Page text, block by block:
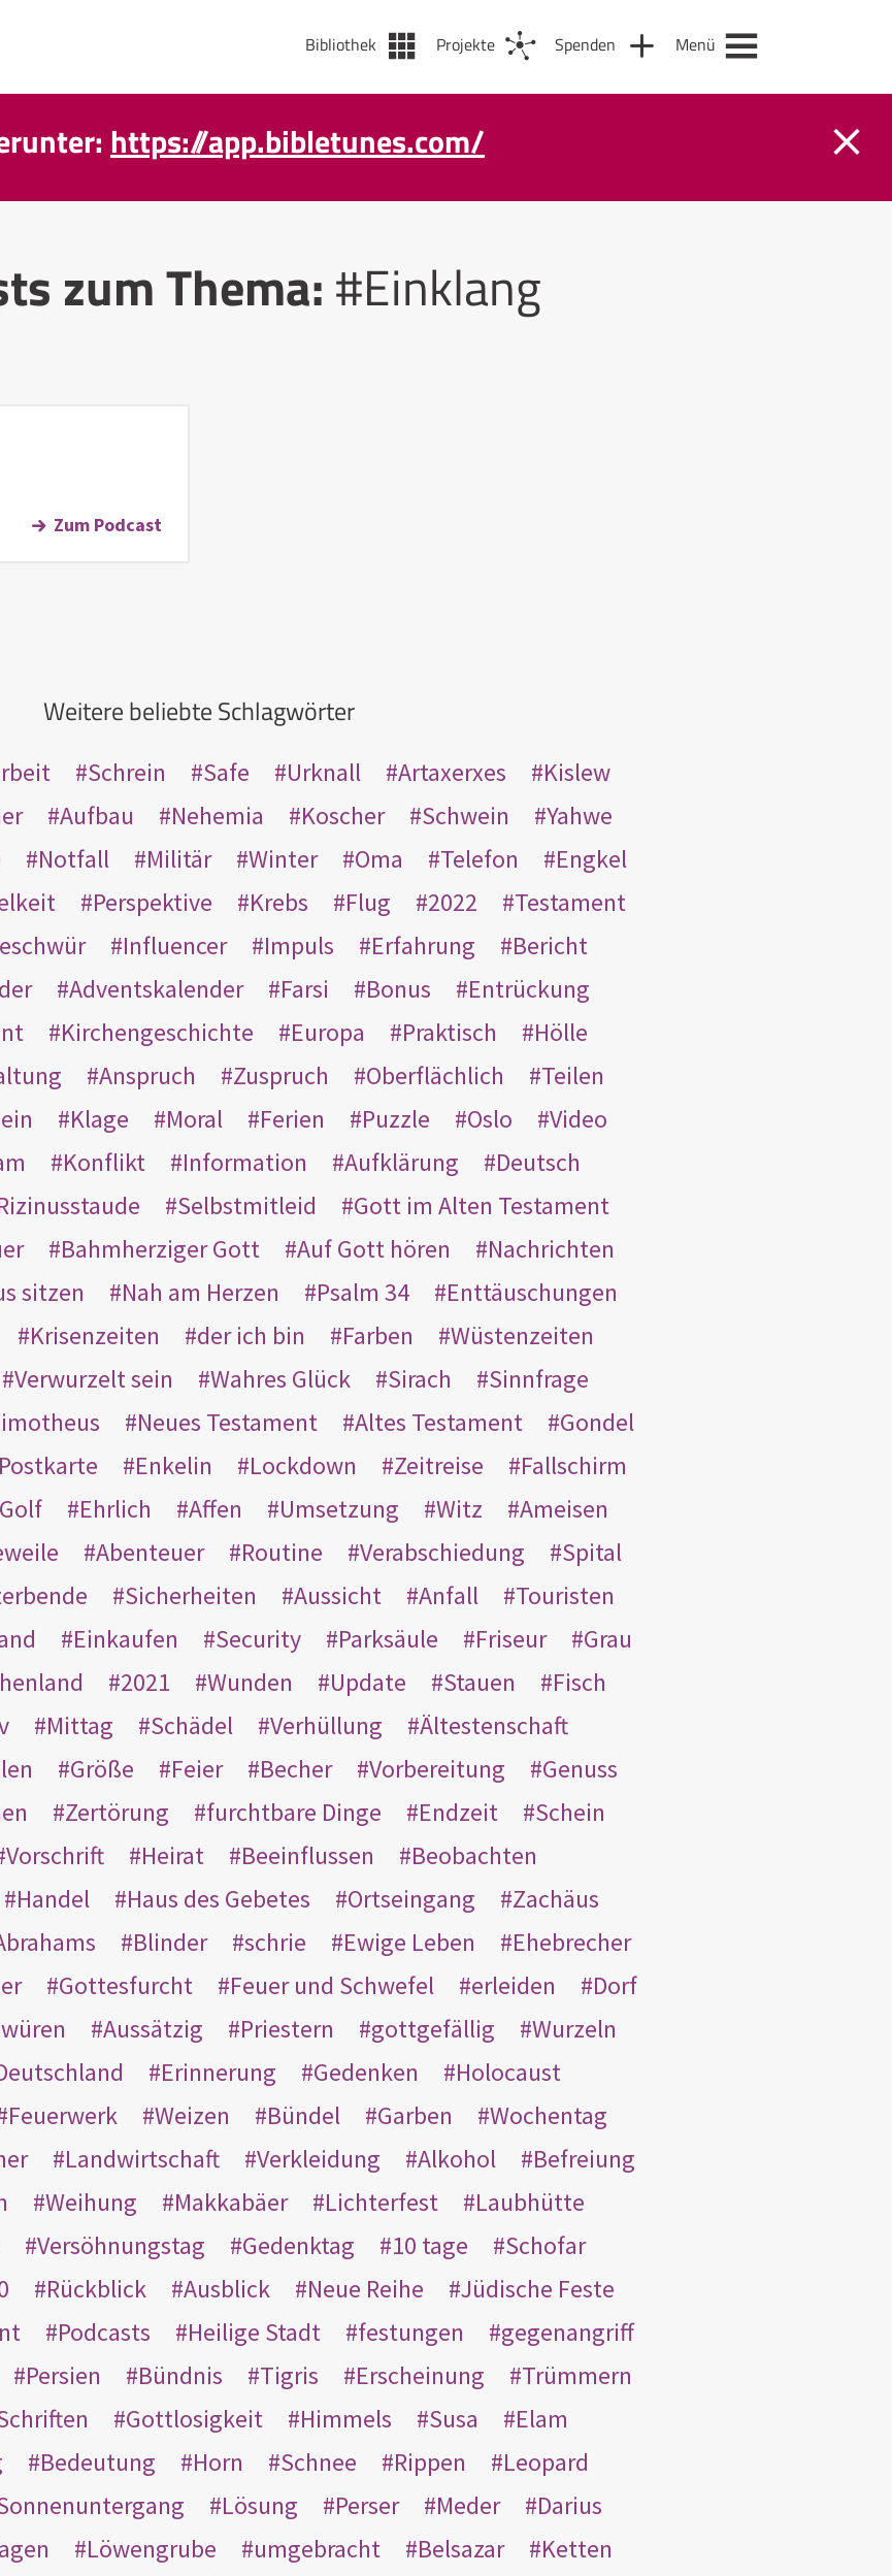
Bibliothek Projekte Spenden Menü
https://app.bibletunes.com/
zum Thema:#Einklang
Zum Podcast
Weitere beliebte Schlagwörter
Schrein Safe Urknall Artaxerxes
Kislew
Aufbau Nehemia Koscher Schwein
Yahwe
Notfall Militär Winter Oma Telefon
Engkel
Perspektive Krebs Flug 2022
Testament
Influencer Impuls Erfahrung
Bericht
Adventskalender Farsi Bonus
Entrückung
Kirchengeschichte Europa Praktisch
Hölle
Anspruch Zuspruch Oberflächlich
Teilen
Klage Moral Ferien Puzzle Oslo
Video
Konflikt Information Aufklärung
Deutsch
Selbstmitleid
Gott im Alten Testament
Bahmherziger Gott Auf Gott hören
Nachrichten
sitzen Nah am Herzen Psalm 34
Enttäuschungen
Krisenzeiten der ich bin Farben
Wüstenzeiten
Verwurzelt sein Wahres Glück Sirach
Sinnfrage
Neues Testament Altes Testament
Gondel
Postkarte Enkelin Lockdown Zeitreise
Fallschirm
Golf Ehrlich Affen Umsetzung Witz
Ameisen
Abenteuer Routine Verabschiedung
Spital
Sicherheiten Aussicht Anfall
Touristen
Einkaufen Security Parksäule Friseur
Grau
2021 Wunden Update Stauen
Fisch
Mittag Schädel Verhüllung
Ältestenschaft
Größe Feier Becher Vorbereitung
Genuss
Zertörung furchtbare Dinge Endzeit
Schein
Vorschrift Heirat Beeinflussen
Beobachten
Handel Haus des Gebetes Ortseingang
Zachäus
Blinder schrie Ewige Leben
Ehebrecher
Gottesfurcht Feuer und Schwefel erleiden
Dorf
Aussätzig Priestern gottgefällig
Wurzeln
Erinnerung Gedenken
Holocaust
Feuerwerk Weizen Bündel Garben
Wochentag
Landwirtschaft Verkleidung Alkohol
Befreiung
Weihung Makkabäer Lichterfest
Laubhütte
Versöhnungstag Gedenktag 10 tage
Schofar
Rückblick Ausblick Neue Reihe
Jüdische Feste
Podcasts Heilige Stadt festungen
gegenangriff
Persien Bündnis Tigris Erscheinung
Trümmern
Gottlosigkeit Himmels Susa
Elam
Bedeutung Horn Schnee Rippen
Leopard
Lösung Perser Meder
Darius
Löwengrube umgebracht Belsazar
Ketten